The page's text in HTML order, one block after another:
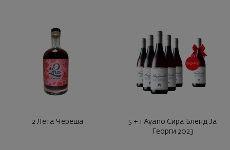
2 Лета Череша
5 + 1 Ayano Сира Бленд За
Георги 2023